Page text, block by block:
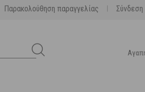
Παρακολούθηση παραγγελίας | Σύνδεση